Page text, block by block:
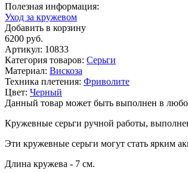
Полезная информация:
Уход за кружевом
Добавить в корзину
6200 руб.
Артикул: 10833
Категория товаров: Серьги
Материал: Вискоза
Техника плетения: Фриволите
Цвет: Черный
Данный товар может быть выполнен в
Кружевные серьги ручной работы,
Эти кружевные серьги могут стать ярким
Длина кружева - 7 см.